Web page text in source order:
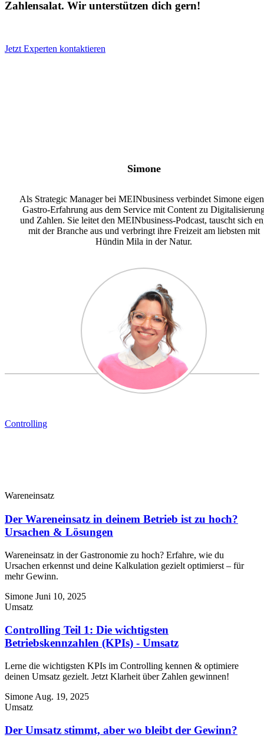
Zahlensalat. Wir unterstützen dich gern!
Jetzt Experten kontaktieren
Simone
Als Strategic Manager bei MEINbusiness verbindet Simone
Gastro-Erfahrung aus dem Service mit Content zu
und Zahlen. Sie leitet den MEINbusiness-Podcast, tauscht sich
mit der Branche aus und verbringt ihre Freizeit am liebsten mit
Hündin Mila in der Natur.
Controlling
Wareneinsatz
Der Wareneinsatz in deinem Betrieb ist zu hoch?
Ursachen & Lösungen
Wareneinsatz in der Gastronomie zu hoch? Erfahre, wie du
Ursachen erkennst und deine Kalkulation gezielt optimierst – für
mehr Gewinn.
Simone Juni 10, 2025
Umsatz
Controlling Teil 1: Die wichtigsten
Betriebskennzahlen (KPIs) - Umsatz
Lerne die wichtigsten KPIs im Controlling kennen & optimiere
deinen Umsatz gezielt. Jetzt Klarheit über Zahlen gewinnen!
Simone Aug. 19, 2025
Umsatz
Der Umsatz stimmt, aber wo bleibt der Gewinn?